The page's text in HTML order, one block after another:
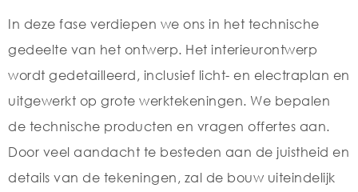
In deze fase verdiepen we ons in het technische
gedeelte van het ontwerp. Het interieurontwerp
wordt gedetailleerd, inclusief licht- en electraplan en
uitgewerkt op grote werktekeningen. We bepalen
de technische producten en vragen offertes aan.
Door veel aandacht te besteden aan de juistheid en
details van de tekeningen, zal de bouw uiteindelijk